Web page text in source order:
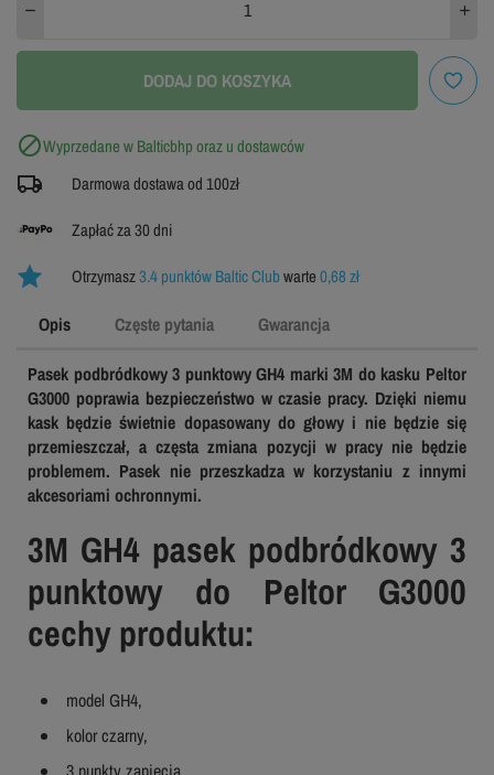
DODAJ DO KOSZYKA
Wyprzedane w Balticbhp oraz u dostawców
Darmowa dostawa od 100zł
Zapłać za 30 dni
Otrzymasz3.4 punktów Baltic Clubwarte0,68 zł
Opis Częste pytania Gwarancja
Pasek podbródkowy 3 punktowy GH4 marki 3M do kasku Peltor
G3000 poprawia bezpieczeństwo w czasie pracy. Dzięki niemu
kask będzie świetnie dopasowany do głowy i nie będzie się
przemieszczał, a częsta zmiana pozycji w pracy nie będzie
problemem. Pasek nie przeszkadza w korzystaniu z innymi
akcesoriami ochronnymi.
3M GH4 pasek podbródkowy 3
punktowy do Peltor G3000
cechy produktu:
model GH4,
kolor czarny,
3 punkty zapięcia,